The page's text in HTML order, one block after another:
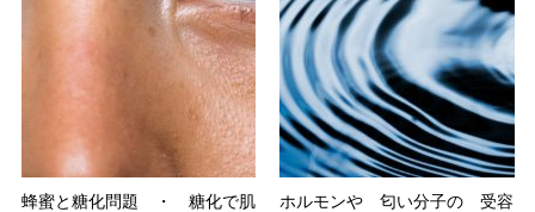
蜂蜜と糖化問題 ・ 糖化で肌
ホルモンや 匂い分子の 受容